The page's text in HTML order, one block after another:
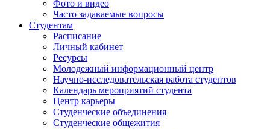
Фото и видео
Часто задаваемые вопросы
Студентам
Расписание
Личный кабинет
Ресурсы
Молодежный информационный центр
Научно-исследовательская работа студентов
Календарь мероприятий студента
Центр карьеры
Студенческие объединения
Студенческие общежития